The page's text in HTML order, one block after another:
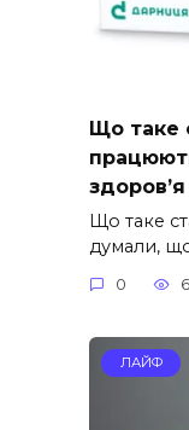
Що таке
здоров’я
Що таке
думали,
0
ЛАЙФ